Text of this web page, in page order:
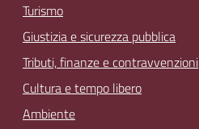
Turismo
Giustizia e sicurezza pubblica
Tributi, finanze e contravvenzioni
Cultura e tempo libero
Ambiente